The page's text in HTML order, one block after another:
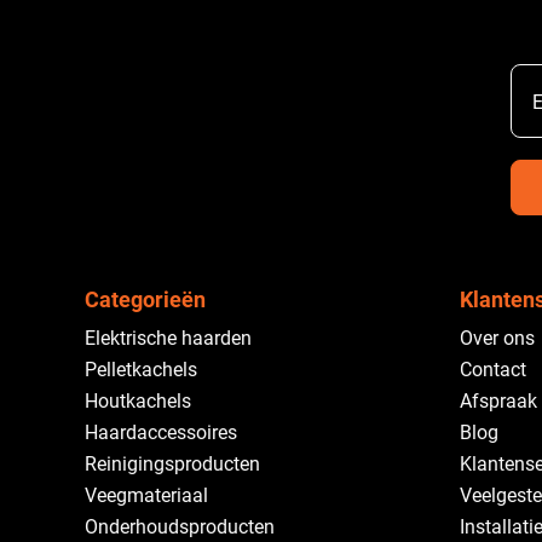
Categorieën
Elektrische haarden
Pelletkachels
Houtkachels
Haardaccessoires
Reinigingsproducten
Veegmateriaal
Onderhoudsproducten
Over ons
Contact
Afspraak
Blog